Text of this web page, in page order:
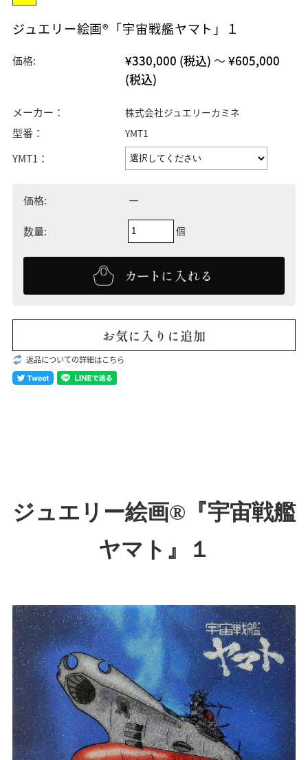
ジュエリー絵画®「宇宙戦艦ヤマト」１
価格: ¥330,000 (税込) ～ ¥605,000
(税込)
メーカー： 株式会社ジュエリーカミネ
型番： YMT1
YMT1：
価格: －
数量: 個
返品についての詳細はこちら
ジュエリー絵画®『宇宙戦艦
ヤマト』１